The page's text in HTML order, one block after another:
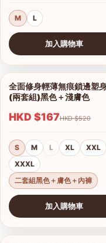
M L
加入購物車
查看圖片
全面修身輕薄無痕鎖邊塑
(兩套組)黑色＋淺膚色
HKD $167 HKD $520
S M L XL
XXL
XXXL
二套組黑色＋膚色＋內褲
加入購物車
查看圖片